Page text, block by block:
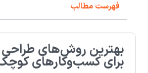
فهرست مطالب
بهترین روش‌های
برای کسب‌وکارهای